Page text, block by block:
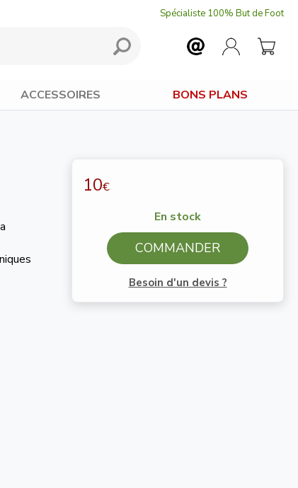
Spécialiste 100% But de Foot
ACCESSOIRES BONS PLANS
10€
En stock
COMMANDER
Besoin d'un devis ?